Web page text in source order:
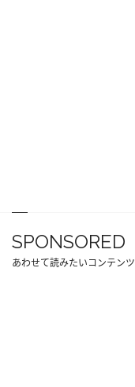
SPONSORED
あわせて読みたいコンテンツ